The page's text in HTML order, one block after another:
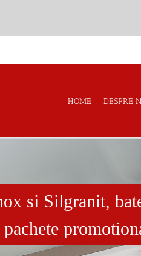
HOME DESPRE
si Silgranit,